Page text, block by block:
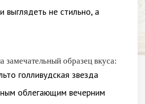
выглядеть не стильно, а
замечательный образец вкуса:
голливудская звезда
облегающим вечерним